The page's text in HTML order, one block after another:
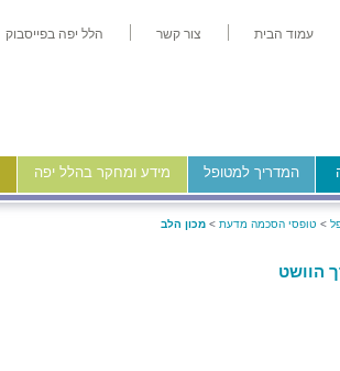
עמוד הבית צור קשר הלל יפה בפייסבוק
המדריך למטופל מידע ומחקר בהלל יפה
> טופסי הסכמה מדעת > מכון הלב
הוושט